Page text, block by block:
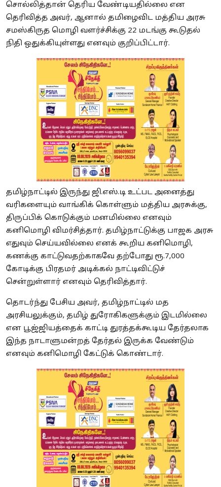
சொல்லித்தான் தெரிய வேண்டியதில்லை என
தெரிவித்த அவர், ஆனால் தமிழைவிட மத்திய அரசு
சமஸ்கிருத மொழி வளர்ச்சிக்கு 22 மடங்கு கூடுதல்
நிதி ஒதுக்கியுள்ளது எனவும் குறிப்பிட்டார்.
தமிழ்நாட்டில் இருந்து ஜி.எஸ்.டி உட்பட அனைத்து
வரிகளையும் வாங்கிக் கொள்ளும் மத்திய அரசுக்கு,
திருப்பிக் கொடுக்கும் மனமில்லை எனவும்
கனிமொழி விமர்சித்தார். தமிழ்நாட்டுக்கு பாஜக அரசு
எதுவும் செய்யவில்லை எனக் கூறிய கனிமொழி,
கணக்கு காட்டுவதற்காகவே தற்போது ரூ.7,000
கோடிக்கு பிரதமர் அடிக்கல் நாட்டிவிட்டுச்
சென்றுள்ளார் எனவும் தெரிவித்தார்.
தொடர்ந்து பேசிய அவர், தமிழ்நாட்டில் மத
அரசியலுக்கும், தமிழ் துரோகிகளுக்கும் இடமில்லை
என பூஜ்ஜியத்தைக் காட்டி துரத்தக்கூடிய தேர்தலாக
இந்த நாடாளுமன்றத் தேர்தல் இருக்க வேண்டும்
எனவும் கனிமொழி கேட்டுக் கொண்டார்.